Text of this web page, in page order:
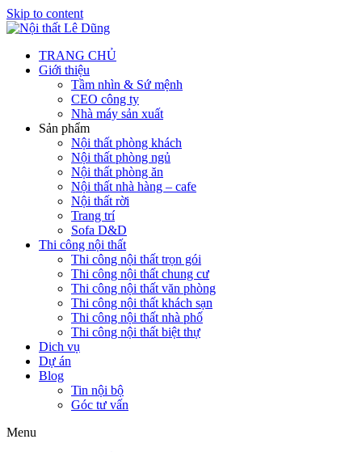
Skip to content
TRANG CHỦ
Giới thiệu
Tầm nhìn & Sứ mệnh
CEO công ty
Nhà máy sản xuất
Sản phẩm
Nội thất phòng khách
Nội thất phòng ngủ
Nội thất phòng ăn
Nội thất nhà hàng – cafe
Nội thất rời
Trang trí
Sofa D&D
Thi công nội thất
Thi công nội thất trọn gói
Thi công nội thất chung cư
Thi công nội thất văn phòng
Thi công nội thất khách sạn
Thi công nội thất nhà phố
Thi công nội thất biệt thự
Dich vụ
Dự án
Blog
Tin nội bộ
Góc tư vấn
Menu